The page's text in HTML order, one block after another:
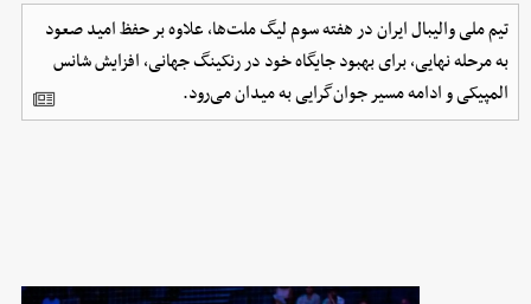
تیم ملی والیبال ایران در هفته سوم لیگ ملت‌ها، علاوه بر حفظ امید صعود
به مرحله نهایی، برای بهبود جایگاه خود در رنکینگ جهانی، افزایش شانس
المپیکی و ادامه مسیر جوان‌گرایی به میدان می‌رود.